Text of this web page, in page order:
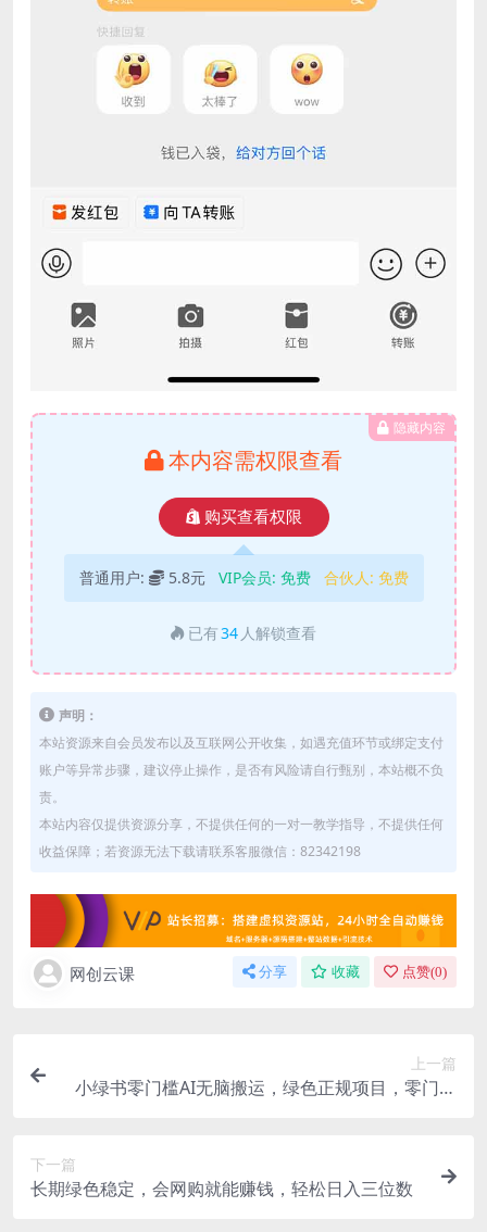
隐藏内容
本内容需权限查看
购买查看权限
普通用户: 5.8元 VIP会员: 免费 合伙人: 免费
已有34 人解锁查看
声明：
本站资源来自会员发布以及互联网公开收集，如遇充值环节或绑定支付
账户等异常步骤，建议停止操作，是否有风险请自行甄别，本站概不负
责。
本站内容仅提供资源分享，不提供任何的一对一教学指导，不提供任何
收益保障；若资源无法下载请联系客服微信：82342198
网创云课 分享 收藏 点赞(0)
上一篇
小绿书零门槛AI无脑搬运，绿色正规项目，零门槛
下一篇
长期绿色稳定，会网购就能赚钱，轻松日入三位数